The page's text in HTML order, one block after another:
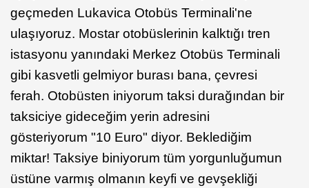
geçmeden Lukavica Otobüs Terminali'ne
ulaşıyoruz. Mostar otobüslerinin kalktığı tren
istasyonu yanındaki Merkez Otobüs Terminali
gibi kasvetli gelmiyor burası bana, çevresi
ferah. Otobüsten iniyorum taksi durağından bir
taksiciye gideceğim yerin adresini
gösteriyorum "10 Euro" diyor. Beklediğim
miktar! Taksiye biniyorum tüm yorgunluğumun
üstüne varmış olmanın keyfi ve gevşekliği